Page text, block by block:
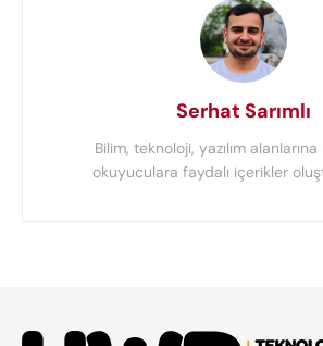
Serhat Sarımlı
Bilim, teknoloji, yazılım
okuyuculara faydalı içerikler